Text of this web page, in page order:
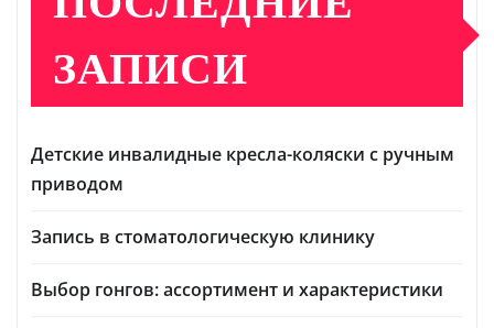
ЗАПИСИ
Детские инвалидные кресла-коляски с ручным
приводом
Запись в стоматологическую клинику
Выбор гонгов: ассортимент и характеристики